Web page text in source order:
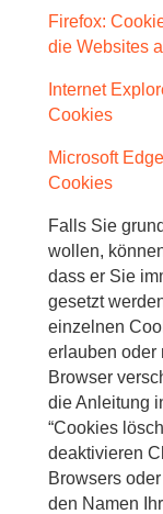
Firefox:
die Websites
Internet
Cookies
Microsoft
Cookies
Falls Sie
wollen,
dass er Sie
gesetzt
einzelnen
erlauben oder
Browser
die Anleitung
“Cookies
deaktivieren
Browsers
den Namen